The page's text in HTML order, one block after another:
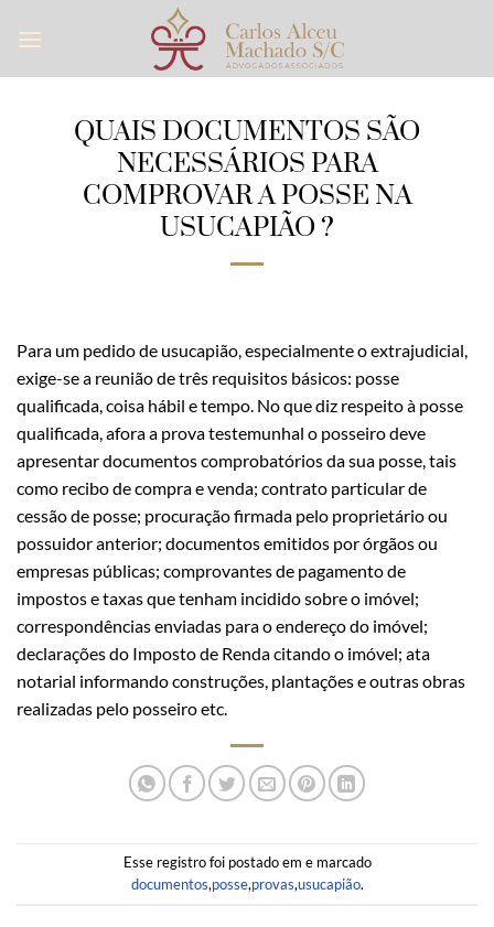
QUAIS DOCUMENTOS SÃO
NECESSÁRIOS PARA
COMPROVAR A POSSE NA
USUCAPIÃO ?
Para um pedido de usucapião, especialmente o extrajudicial,
exige-se a reunião de três requisitos básicos: posse
qualificada, coisa hábil e tempo. No que diz respeito à posse
qualificada, afora a prova testemunhal o posseiro deve
apresentar documentos comprobatórios da sua posse, tais
como recibo de compra e venda; contrato particular de
cessão de posse; procuração firmada pelo proprietário ou
possuidor anterior; documentos emitidos por órgãos ou
empresas públicas; comprovantes de pagamento de
impostos e taxas que tenham incidido sobre o imóvel;
correspondências enviadas para o endereço do imóvel;
declarações do Imposto de Renda citando o imóvel; ata
notarial informando construções, plantações e outras obras
realizadas pelo posseiro etc.
Esse registro foi postado em e marcado
documentos,posse,provas,usucapião.